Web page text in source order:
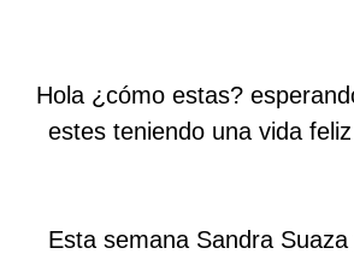
Hola ¿cómo estas?
estes teniendo una vida
Esta semana Sandra